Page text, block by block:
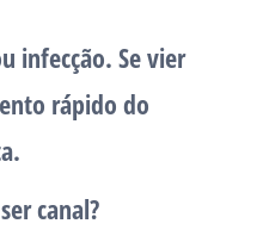
infecção. Se vier
rápido do
canal?